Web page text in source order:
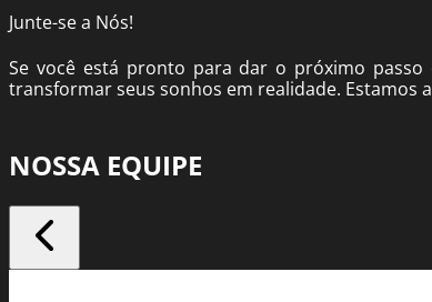
Junte-se a Nós!
Se você está pronto para dar o próximo
transformar seus sonhos em realidade. Estamos
NOSSA EQUIPE